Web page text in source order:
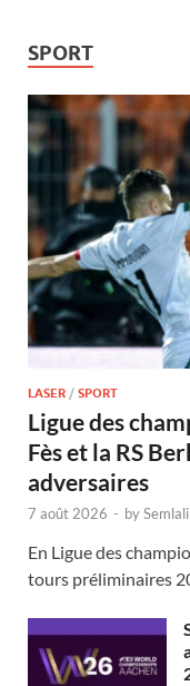
SPORT
LASER / SPORT
Ligue des
Fès et la RS
adversaires
7 août 2026 - by
En Ligue des
tours préliminaires